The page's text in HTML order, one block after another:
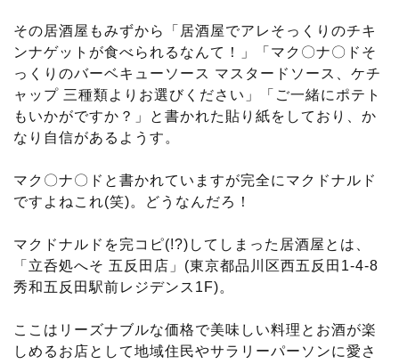
その居酒屋もみずから「居酒屋でアレそっくりのチキ
ンナゲットが食べられるなんて！」「マク〇ナ〇ドそ
っくりのバーベキューソース マスタードソース、ケチ
ャップ 三種類よりお選びください」「ご一緒にポテト
もいかがですか？」と書かれた貼り紙をしており、か
なり自信があるようす。
マク〇ナ〇ドと書かれていますが完全にマクドナルド
ですよねこれ(笑)。どうなんだろ！
マクドナルドを完コピ(!?)してしまった居酒屋とは、
「立呑処へそ 五反田店」(東京都品川区西五反田1-4-8
秀和五反田駅前レジデンス1F)。
ここはリーズナブルな価格で美味しい料理とお酒が楽
しめるお店として地域住民やサラリーパーソンに愛さ